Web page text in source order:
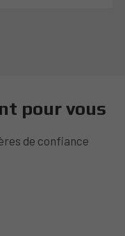
pour vous
de confiance